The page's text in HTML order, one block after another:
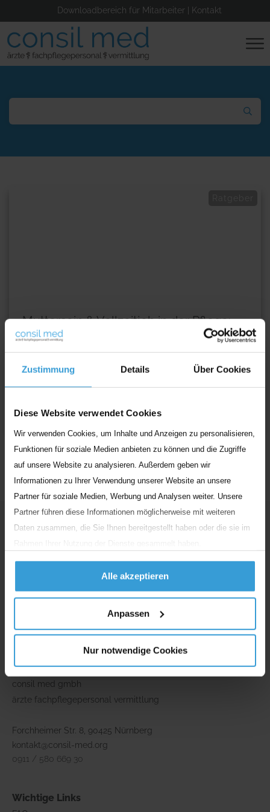
Zustimmung Details Über Cookies
Diese Website verwendet Cookies
Wir verwenden Cookies, um Inhalte und Anzeigen zu personalisieren,
Funktionen für soziale Medien anbieten zu können und die Zugriffe
auf unsere Website zu analysieren. Außerdem geben wir
Informationen zu Ihrer Verwendung unserer Website an unsere
Partner für soziale Medien, Werbung und Analysen weiter. Unsere
Partner führen diese Informationen möglicherweise mit weiteren
Daten zusammen, die Sie Ihnen bereitgestellt haben oder die sie im
Alle akzeptieren
Anpassen
Nur notwendige Cookies
Downloadbereich für Mitarbeiter Kontakt
Muttersein & Vollzeitjob in der Pflege:
Tipps zur Vereinbarkeit
diverse Gründe, warum Mütter in ihren Vollzeitjob in...
** Namen, Bilder und Inhalte wurden zum Schutz der Privatsphäre
*** mehr zur YouTube-Datenschutzerklärung sowie deren Einwilligung
findet man hier:Mehr erfahren.
Adresse
consil med gmbh
ärzte fachpflegepersonal vermittlung
Forchheimer Str. 8, 90425 Nürnberg
kontakt@consil-med.org
0911 / 580 669 30
Wichtige Links